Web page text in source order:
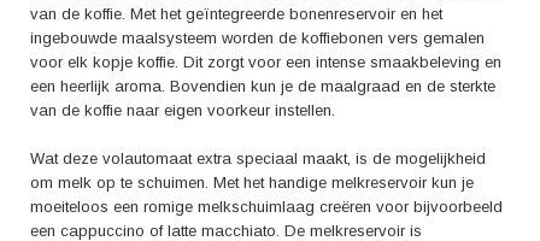
van de koffie. Met het geïntegreerde bonenreservoir en het
ingebouwde maalsysteem worden de koffiebonen vers gemalen
voor elk kopje koffie. Dit zorgt voor een intense smaakbeleving en
een heerlijk aroma. Bovendien kun je de maalgraad en de sterkte
van de koffie naar eigen voorkeur instellen.
Wat deze volautomaat extra speciaal maakt, is de mogelijkheid
om melk op te schuimen. Met het handige melkreservoir kun je
moeiteloos een romige melkschuimlaag creëren voor bijvoorbeeld
een cappuccino of latte macchiato. De melkreservoir is